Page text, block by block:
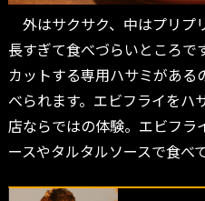
外はサクサク、中はプリプ
長すぎて食べづらいところで
カットする専用ハサミがある
べられます。エビフライをハ
店ならではの体験。エビフラ
ースやタルタルソースで食べ